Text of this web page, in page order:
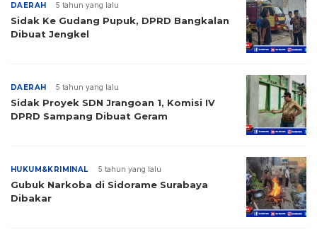
DAERAH 5 tahun yang lalu
Sidak Ke Gudang Pupuk, DPRD Bangkalan
Dibuat Jengkel
DAERAH 5 tahun yang lalu
Sidak Proyek SDN Jrangoan 1, Komisi IV
DPRD Sampang Dibuat Geram
HUKUM&KRIMINAL 5 tahun yang lalu
Gubuk Narkoba di Sidorame Surabaya
Dibakar